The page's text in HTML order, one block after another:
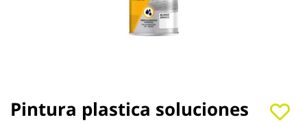
Pintura plastica soluciones
Saltar
al